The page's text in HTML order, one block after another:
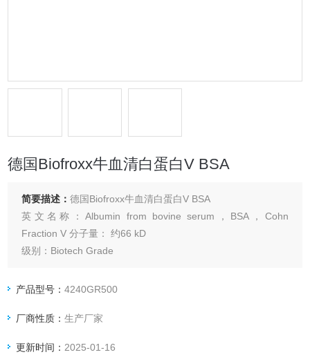
德国Biofroxx牛血清白蛋白V BSA
简要描述：德国Biofroxx牛血清白蛋白V BSA
英文名称：Albumin from bovine serum，BSA，Cohn
Fraction V 分子量： 约66 kD
级别：Biotech Grade
Purity: ≥98.0%
保存条件：2-8℃保存
产品型号：4240GR500
厂商性质：生产厂家
更新时间： 2025-01-16